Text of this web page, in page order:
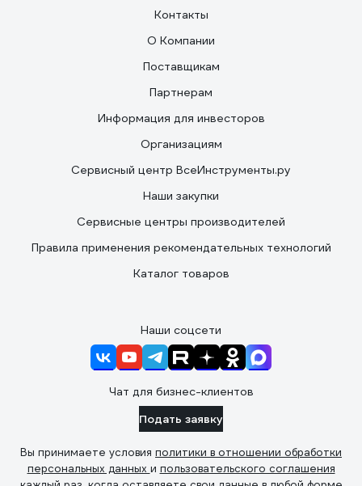
Контакты
О Компании
Поставщикам
Партнерам
Информация для инвесторов
Организациям
Сервисный центр ВсеИнструменты.ру
Наши закупки
Сервисные центры производителей
Правила применения рекомендательных технологий
Каталог товаров
Наши соцсети
Чат для бизнес-клиентов
Подать заявку
Вы принимаете условия политики в отношении обработки
персональных данных и пользовательского соглашения